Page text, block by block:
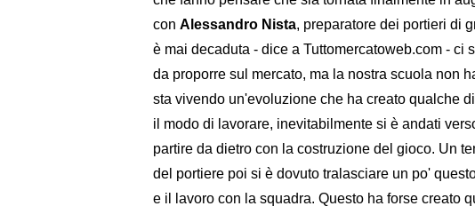
con Alessandro Nista, preparatore dei portieri di
è mai decaduta - dice a Tuttomercatoweb.com - ci
da proporre sul mercato, ma la nostra scuola non
sta vivendo un'evoluzione che ha creato qualche
il modo di lavorare, inevitabilmente si è andati
partire da dietro con la costruzione del gioco. Un
del portiere poi si è dovuto tralasciare un po'
e il lavoro con la squadra. Questo ha forse creato